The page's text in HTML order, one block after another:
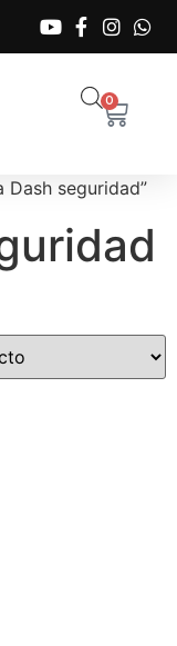
0
Dash seguridad”